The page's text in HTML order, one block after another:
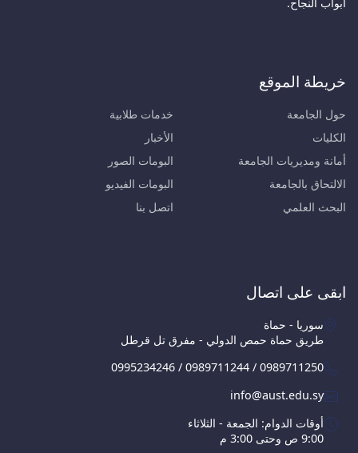
خريطة الموقع
حول الجامعة
الكليات
أمانة ومديريات الجامعة
الالتحاق بالجامعة
البحث العلمي
خدمات طلابية
الأخبار
البومات الصور
البومات الفيديو
اتصل بنا
ابقى على اتصال
سوريا - حماة
طريق حماة حمص الدولي - مفرق تل قرطل
0995234246 / 0989711244 / 0989711250
info@aust.edu.sy
أوقات الدوام: الجمعة - الثلاثاء
9:00 ص وحتى 3:00 م